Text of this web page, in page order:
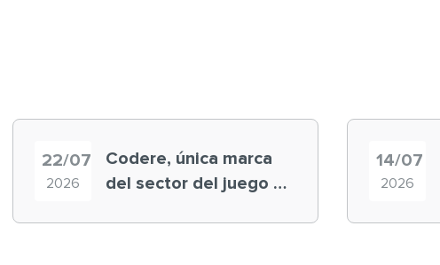
22/07
2026
Codere, única marca
del sector del juego en
14/07
2026